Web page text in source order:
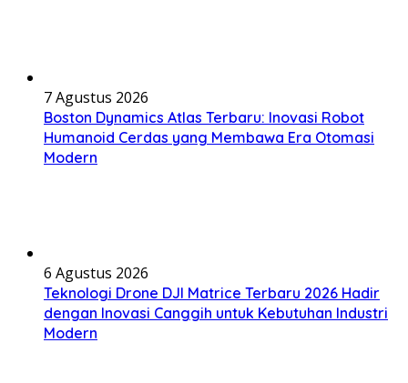
7 Agustus 2026
Boston Dynamics Atlas Terbaru: Inovasi Robot
Humanoid Cerdas yang Membawa Era Otomasi
Modern
6 Agustus 2026
Teknologi Drone DJI Matrice Terbaru 2026 Hadir
dengan Inovasi Canggih untuk Kebutuhan Industri
Modern